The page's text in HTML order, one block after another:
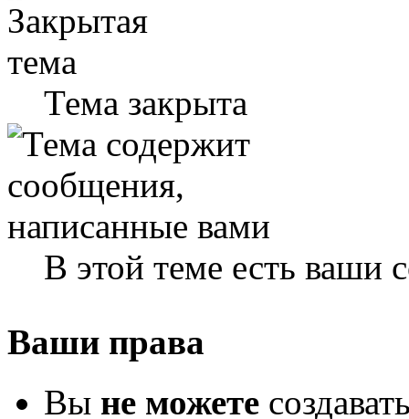
Тема закрыта
В этой теме есть ваши
Ваши права
Вы не можете